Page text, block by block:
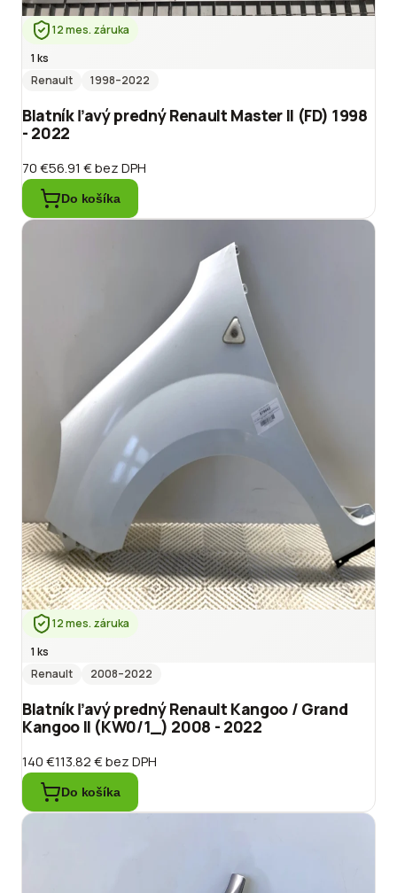
12 mes. záruka
1 ks
Renault
1998–2022
Blatník ľavý predný Renault Master II (FD) 1998
- 2022
70 €56.91 €bez DPH
Do košíka
12 mes. záruka
1 ks
Renault
2008–2022
Blatník ľavý predný Renault Kangoo / Grand
Kangoo II (KW0/1_) 2008 - 2022
140 €113.82 €bez DPH
Do košíka